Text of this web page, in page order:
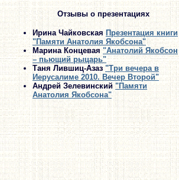
Отзывы о презентациях
Ирина ЧайковскаяПрезентация книги
"Памяти Анатолия Якобсона"
Марина Концевая"Анатолий Якобсон
– пьющий рыцарь"
Таня Лившиц-Азаз"Три вечера в
Иерусалиме 2010. Вечер Второй"
Андрей Зелевинский"Памяти
Анатолия Якобсона"